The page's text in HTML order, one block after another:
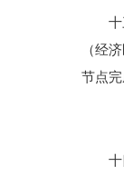
十三
（经
节点
十四